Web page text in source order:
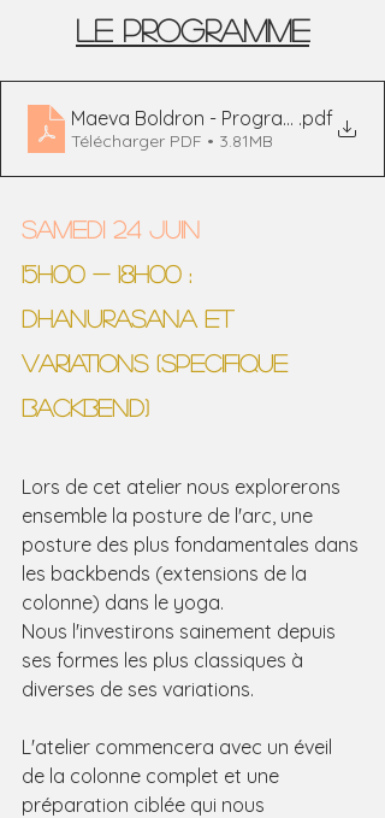
LE PROGRAMME
Maeva Boldron - Programme
.pdf
Télécharger PDF • 3.81MB
SAMEDI 24 JUIN
15H00 - 18H00 :
DHANURASANA ET
VARIATIONS (SPECIFIQUE
BACKBEND)
Lors de cet atelier nous explorerons
ensemble la posture de l'arc, une
posture des plus fondamentales dans
les backbends (extensions de la
colonne) dans le yoga.
Nous l'investirons sainement depuis
ses formes les plus classiques à
diverses de ses variations.
L'atelier commencera avec un éveil
de la colonne complet et une
préparation ciblée qui nous